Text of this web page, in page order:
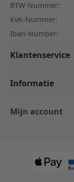
BTW-Nummer:
KvK-Nummer:
Iban-Number:
Klantenservice
Informatie
Mijn account